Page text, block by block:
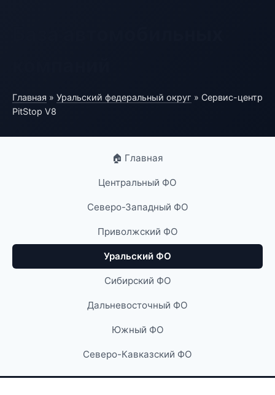
Главная » Уральский федеральный округ » Сервис-центр
PitStop V8
🏠 Главная
Центральный ФО
Северо-Западный ФО
Приволжский ФО
Уральский ФО
Сибирский ФО
Дальневосточный ФО
Южный ФО
Северо-Кавказский ФО